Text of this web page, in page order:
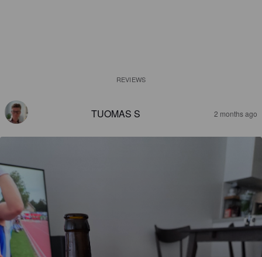
REVIEWS
TUOMAS S 2 months ago